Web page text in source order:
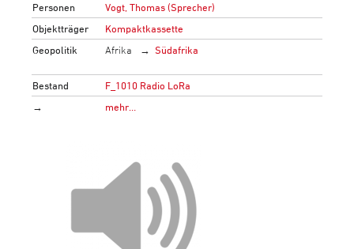
Personen
Vogt, Thomas (Sprecher)
Objektträger
Kompaktkassette
Geopolitik
Afrika Südafrika
Bestand
F_1010 Radio LoRa
→
mehr…